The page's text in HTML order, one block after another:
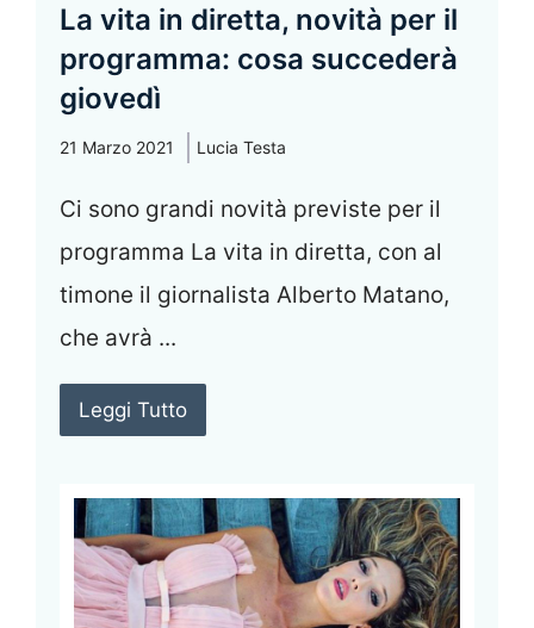
La vita in diretta, novità per il
programma: cosa succederà
giovedì
21 Marzo 2021 Lucia Testa
Ci sono grandi novità previste per il
programma La vita in diretta, con al
timone il giornalista Alberto Matano,
che avrà ...
Leggi Tutto